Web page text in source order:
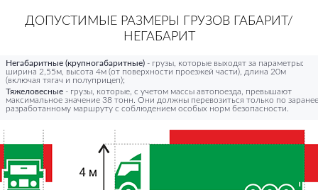
ДОПУСТИМЫЕ РАЗМЕРЫ ГРУЗОВ ГАБАРИТ/
НЕГАБАРИТ
Негабаритные (крупногабаритные) - грузы, которые выходят за параметры:
ширина 2,55м, высота 4м (от поверхности проезжей части), длина 20м
(включая тягач и полуприцеп);
Тяжеловесные - грузы, которые, с учетом массы автопоезда, превышают
максимальное значение 38 тонн. Они должны перевозиться только по заранее
разработанному маршруту с соблюдением особых норм безопасности.